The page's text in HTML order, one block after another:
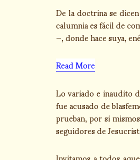
De la doctrina se
calumnia es fácil de
—, donde hace suya,
Read More
Lo variado e inaudito
fue acusado de
prueban, por si
seguidores de